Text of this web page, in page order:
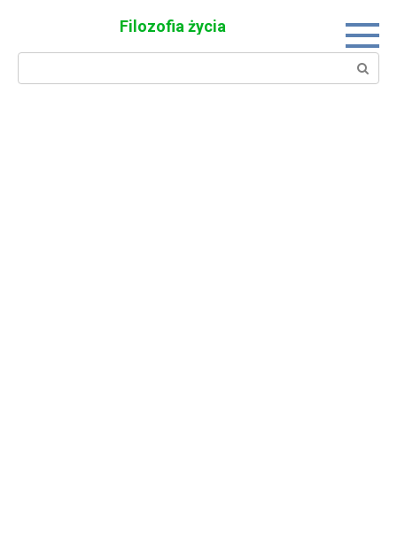
Filozofia życia
Search: